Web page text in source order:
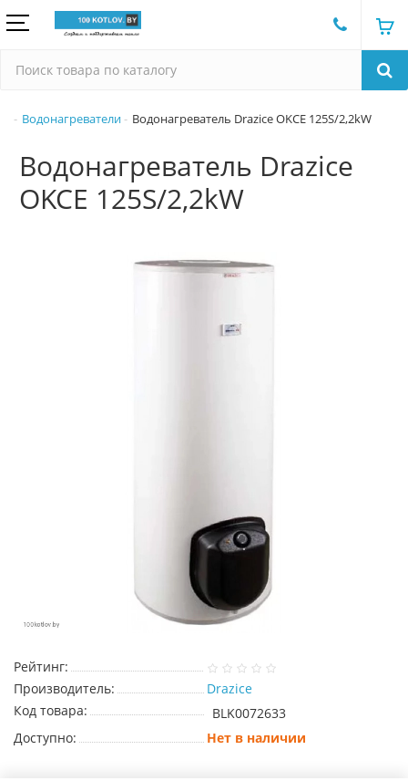
Водонагреватели Водонагреватель Drazice OKCE 125S/2,2kW
Водонагреватель Drazice
OKCE 125S/2,2kW
Рейтинг:
Производитель:
Drazice
Код товара:
BLK0072633
Доступно:
Нет в наличии